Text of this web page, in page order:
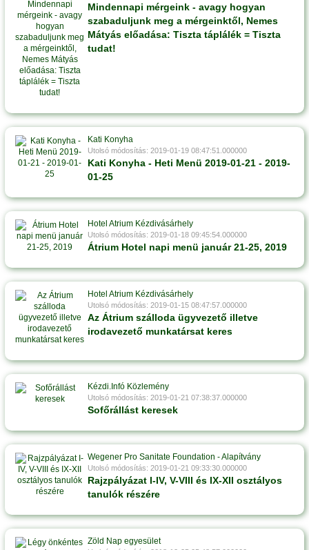
Mindennapi mérgeink - avagy hogyan
szabaduljunk meg a mérgeinktől, Nemes
Mátyás előadása: Tiszta táplálék = Tiszta
tudat!
Kati Konyha
Utolsó módosítás: 2019-01-19 08:47:51.000000
Kati Konyha - Heti Menü 2019-01-21 - 2019-
01-25
Hotel Atrium Kézdivásárhely
Utolsó módosítás: 2019-01-18 09:45:54.000000
Átrium Hotel napi menü január 21-25, 2019
Hotel Atrium Kézdivásárhely
Utolsó módosítás: 2019-01-15 08:47:57.000000
Az Átrium szálloda ügyvezető illetve
irodavezető munkatársat keres
Kézdi.Infó Közlemény
Utolsó módosítás: 2019-01-21 07:38:37.000000
Sofőrállást keresek
Wegener Pro Sanitate Foundation - Alapítvány
Utolsó módosítás: 2019-01-21 09:33:30.000000
Rajzpályázat I-IV, V-VIII és IX-XII osztályos
tanulók részére
Zöld Nap egyesület